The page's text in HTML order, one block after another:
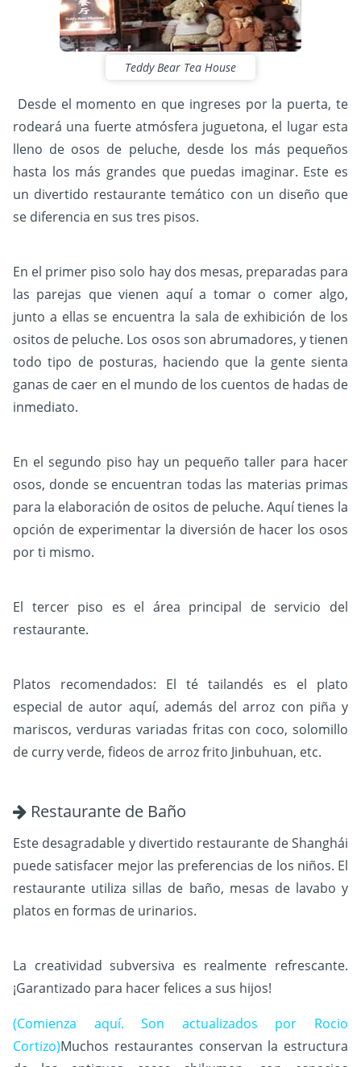
Teddy Bear Tea House
Desde el momento en que ingreses por la puerta, te
rodeará una fuerte atmósfera juguetona, el lugar esta
lleno de osos de peluche, desde los más pequeños
hasta los más grandes que puedas imaginar. Este es
un divertido restaurante temático con un diseño que
se diferencia en sus tres pisos.
En el primer piso solo hay dos mesas, preparadas para
las parejas que vienen aquí a tomar o comer algo,
junto a ellas se encuentra la sala de exhibición de los
ositos de peluche. Los osos son abrumadores, y tienen
todo tipo de posturas, haciendo que la gente sienta
ganas de caer en el mundo de los cuentos de hadas de
inmediato.
En el segundo piso hay un pequeño taller para hacer
osos, donde se encuentran todas las materias primas
para la elaboración de ositos de peluche. Aquí tienes la
opción de experimentar la diversión de hacer los osos
por ti mismo.
El tercer piso es el área principal de servicio del
restaurante.
Platos recomendados: El té tailandés es el plato
especial de autor aquí, además del arroz con piña y
mariscos, verduras variadas fritas con coco, solomillo
de curry verde, fideos de arroz frito Jinbuhuan, etc.
Restaurante de Baño
Este desagradable y divertido restaurante de Shanghái
puede satisfacer mejor las preferencias de los niños. El
restaurante utiliza sillas de baño, mesas de lavabo y
platos en formas de urinarios.
La creatividad subversiva es realmente refrescante.
¡Garantizado para hacer felices a sus hijos!
(Comienza aquí. Son actualizados por Rocio
Cortizo)Muchos restaurantes conservan la estructura